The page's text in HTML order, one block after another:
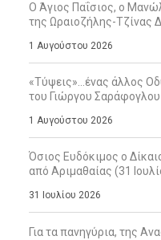
Ο Άγιος Παΐσιος, ο
της Ωραιοζήλης-Τζίνας
1 Αυγούστου 2026
«Τύψεις»…ένας άλλος
του Γιώργου
1 Αυγούστου 2026
Όσιος Ευδόκιμος ο
από Αριμαθαίας (31
31 Ιουλίου 2026
Για τα πανηγύρια, της